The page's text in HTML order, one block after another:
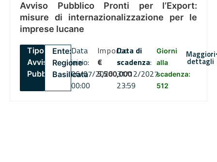
Avviso Pubblico Pronti per l’Export:
misure di internazionalizzazione per le
imprese lucane
Tipo:
Avviso
Pubblico
Ente:
Regione
Basilicata
Data
inizio:
06/07/2026
00:00
Importo
€
5,500,000
Data di
scadenza:
31/12/2027
23:59
Giorni
alla
scadenza:
512
Maggiori
dettagli